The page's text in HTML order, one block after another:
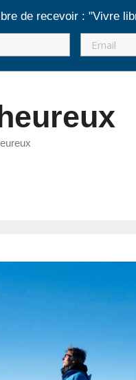
de recevoir : "Vivre